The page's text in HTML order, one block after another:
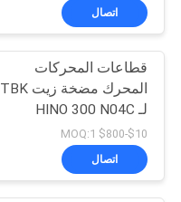
2150
اتصال
قطاعات المحركات
المحرك مضخة زيت TBK
لـ HINO 300 N04C
N04CT DURTO DYNA
0050S
$10-$800 MOQ:1
اتصال